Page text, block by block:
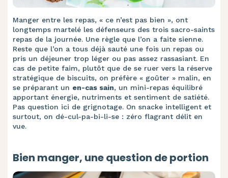
Manger entre les repas, « ce n’est pas bien », ont
longtemps martelé les défenseurs des trois sacro-saints
repas de la journée. Une règle que l’on a faite sienne.
Reste que l’on a tous déjà sauté une fois un repas ou
pris un déjeuner trop léger ou pas assez rassasiant. En
cas de petite faim, plutôt que de se ruer vers la réserve
stratégique de biscuits, on préfère « goûter » malin, en
se préparant un en-cas sain, un mini-repas équilibré
apportant énergie, nutriments et sentiment de satiété.
Pas question ici de grignotage. On snacke intelligent et
surtout, on dé-cul-pa-bi-li-se : zéro flagrant délit en
vue.
Bien manger, une question de portion